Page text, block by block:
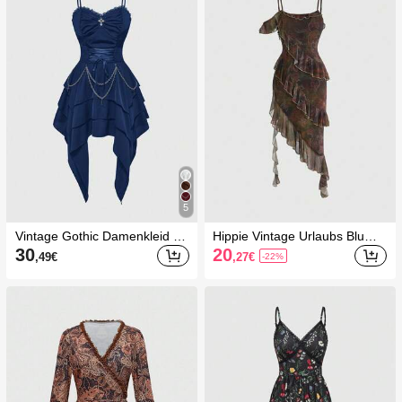
5
Vintage Gothic Damenkleid mi
t Metallkette, abnehmbarem T
aillenzug und asymmetrische
30,49€
Hippie Vintage Urlaubs Blume
n Asymmetrischer Saum Träg
er Midi Kleid für Frauen
20,27€ -22%